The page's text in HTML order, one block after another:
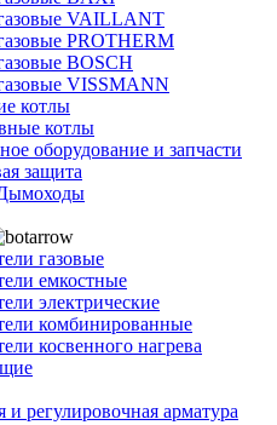
VAILLANT
PROTHERM
BOSCH
VISSMANN
котлы
котлы
оборудование и запчасти
защита
газовые
емкостные
электрические
комбинированные
косвенного нагрева
и регулировочная арматура